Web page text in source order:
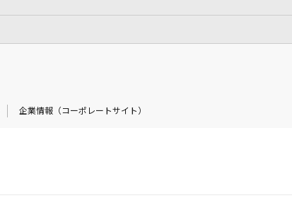
企業情報（コーポレートサイト）